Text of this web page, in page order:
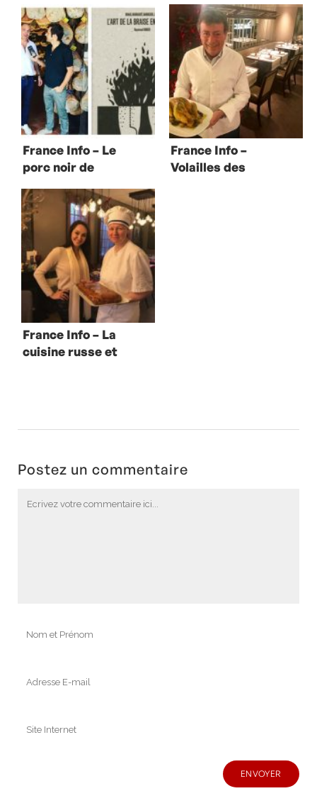
France Info – Le
porc noir de
la braise en plein
air
France Info –
Volailles des
France Info – La
cuisine russe et
Postez un commentaire